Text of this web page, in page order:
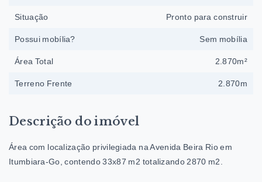
Descrição do imóvel
Área com localização privilegiada na Avenida Beira Rio em
Itumbiara-Go, contendo 33x87 m2 totalizando 2870 m2.
Situação Pronto para construir
Possui mobília? Sem mobília
Área Total 2.870m²
Terreno Frente 2.870m